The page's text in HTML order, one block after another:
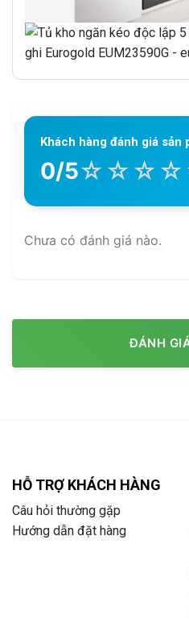
Khách hàng đánh giá sản
0/5☆ ☆ ☆ ☆
Chưa có đánh giá nào.
ĐÁNH
HỖ TRỢ KHÁCH HÀNG
Câu hỏi thường gặp
Hướng dẫn đặt hàng